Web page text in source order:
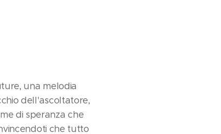
una melodia
dell'ascoltatore,
di speranza che
che tutto